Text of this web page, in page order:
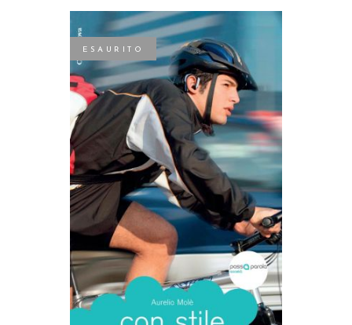
ESAURITO
LEGGI TUTTO